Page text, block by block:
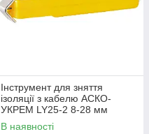
Інструмент для зняття
ізоляції з кабелю АСКО-
УКРЕМ LY25-2 8-28 мм
(A0170010031)
В наявності